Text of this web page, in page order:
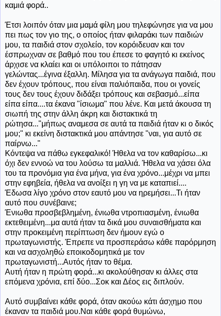
καμιά φορά..
Έτσι λοιπόν όταν μια μαμά φίλη μου τηλεφώνησε για να μου
πει πως τον γιο της, ο οποίος ήταν φιλαράκι των παιδιών
μου, τα παιδιά στον σχολείο, τον κορόιδευαν και τον
έσπρωχναν σε βαθμό που του έπεσε το φαγητό κι εκείνος
άρχισε να κλαίει και οι υπόλοιποι το πάτησαν
γελώντας...έγινα έξαλλη. Μίλησα για τα ανάγωγα παιδιά, που
δεν έχουν τρόπους, που είναι παλιόπαιδα, που οι γονείς
τους δεν τους έχουν διδάξει τρόπους και σεβασμό...είπα
είπα είπα....τα έκανα "ίσιωμα" που λένε. Και μετά άκουσα τη
σιωπή της στην άλλη άκρη και διστακτικά τη
ρώτησα..."μήπως αναμεσα σε αυτά τα παιδιά ήταν κι ο δικός
μου;" κι εκείνη διστακτικά μου απάντησε "ναι, για αυτό σε
παίρνω..."
Κόντεψα να πάθω εγκεφαλικό! Ήθελα να τον καθαρίσω...κι
όχι δεν εννοώ να του λούσω τα μαλλιά. Ήθελα να χάσει όλα
του τα προνόμια για ένα μήνα, για ένα χρόνο...μέχρι να μπει
στην εφηβεία, ήθελα να ανοίξει η γη να με καταπιεί....
Έδωσα λίγο χρόνο στον εαυτό μου να ηρεμήσει...Τι ήταν
αυτό που συνέβαινε;
Ένιωθα προσβεβλημένη, ένιωθα ντροπιασμένη, ένιωθα
εκτεθειμένη...μα αυτά ήταν τα δικά μου συναισθήματα και
στην προκειμένη περίπτωση δεν ήμουν εγώ ο
πρωταγωνιστής. Έπρεπε να προσπεράσω κάθε παρόρμηση
και να ασχοληθώ εποικοδομητικά με τον
πρωταγωνιστή...Αυτός ήταν το θέμα.
Αυτή ήταν η πρώτη φορά...κι ακολούθησαν κι άλλες στα
επόμενα χρόνια, επί δύο...Σοκ και Δέος εις διπλούν.
Αυτό συμβαίνει κάθε φορά, όταν ακούω κάτι άσχημο που
έκαναν τα παιδιά μου.Ναι κάθε φορά θυμώνω,